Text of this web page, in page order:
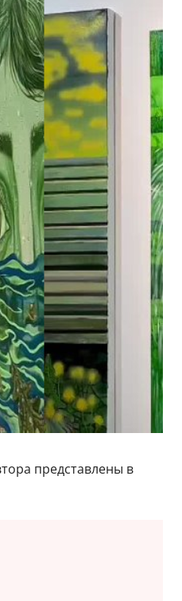
представлены в